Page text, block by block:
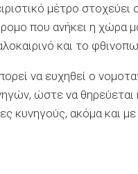
μέτρο
που ανήκει η χώρα
και το
να ευχηθεί ο
ώστε να
κυνηγούς, ακόμα και